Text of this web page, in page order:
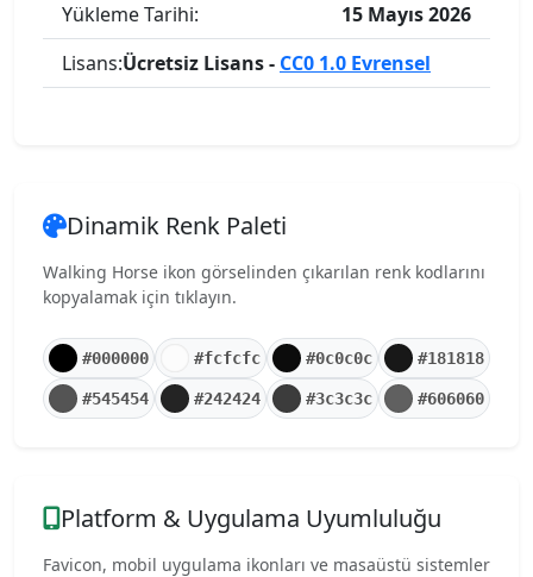
Yükleme Tarihi:
15 Mayıs 2026
Lisans:Ücretsiz Lisans - CC0 1.0 Evrensel
Dinamik Renk Paleti
Walking Horse ikon görselinden çıkarılan renk kodlarını
kopyalamak için tıklayın.
#000000 #fcfcfc #0c0c0c #181818
#545454 #242424 #3c3c3c #606060
Platform & Uygulama Uyumluluğu
Favicon, mobil uygulama ikonları ve masaüstü sistemler